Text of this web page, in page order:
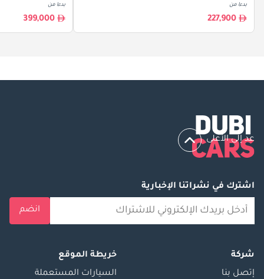
بدءا من
227,900
بدءا من
399,000
عد إلى الأعلى
اشترك في نشراتنا الإخبارية
انضم
شركة
إتصل بنا
خريطة الموقع
السيارات المستعملة